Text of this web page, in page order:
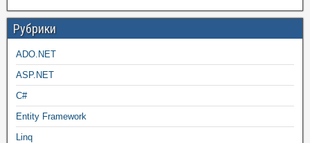
Рубрики
ADO.NET
ASP.NET
C#
Entity Framework
Linq